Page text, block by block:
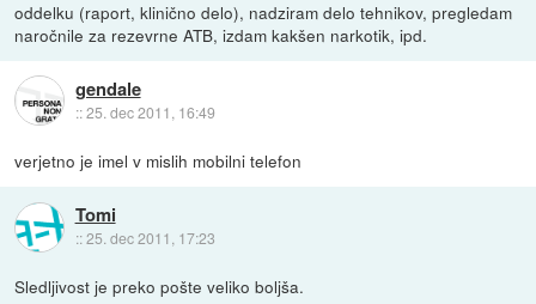
oddelku (raport, klinično delo), nadziram delo tehnikov, pregledam
naročnile za rezevrne ATB, izdam kakšen narkotik, ipd.
gendale
::25. dec 2011, 16:49
verjetno je imel v mislih mobilni telefon
Tomi
::25. dec 2011, 17:23
Sledljivost je preko pošte veliko boljša.